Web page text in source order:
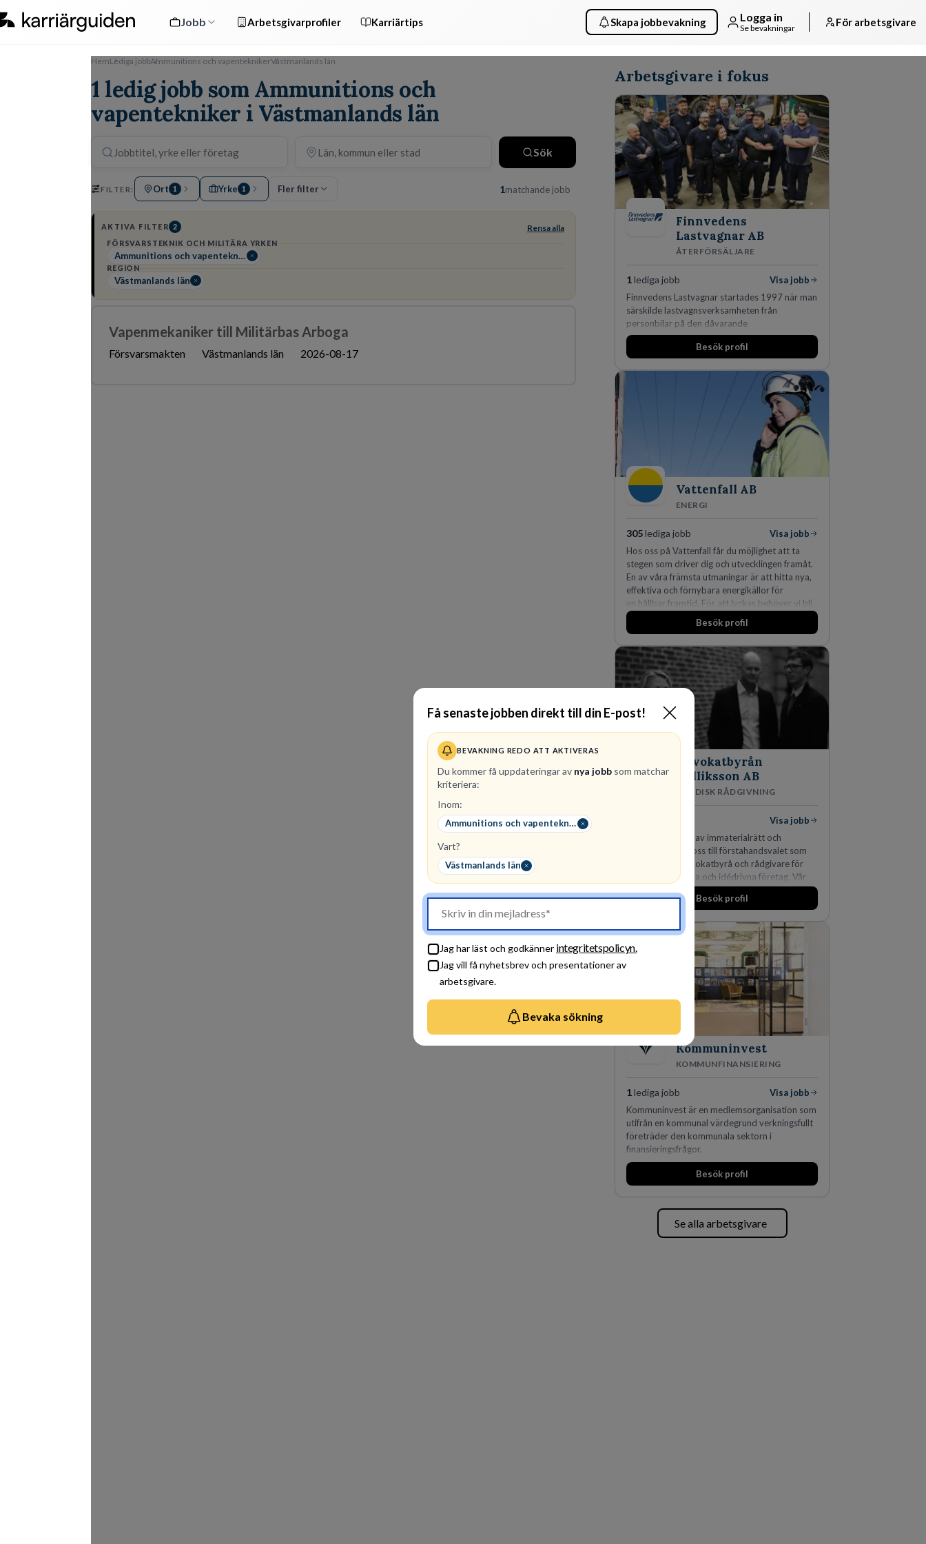
Jobb Arbetsgivarprofiler Karriärtips Skapa jobbevakning Logga in
Se bevakningar För arbetsgivare
Få senaste jobben direkt till din E-post!
BEVAKNING REDO ATT AKTIVERAS
Du kommer få uppdateringar av nya jobb som matchar
kriteriera:
Inom:
Ammunitions och vapentekniker
Vart?
Västmanlands län
Jag har läst och godkänner integritetspolicyn.
Jag vill få nyhetsbrev och presentationer av
arbetsgivare.
Bevaka sökning
HemLediga jobbAmmunitions och vapenteknikerVästmanlands län
1 ledig jobb som Ammunitions och
vapentekniker i Västmanlands län
Sök
FILTER: Ort 1 Yrke 1 Fler filter 1matchande jobb
AKTIVA FILTER 2 Rensa alla
FÖRSVARSTEKNIK OCH MILITÄRA YRKEN
Ammunitions och vapentekniker
REGION
Västmanlands län
Vapenmekaniker till Militärbas Arboga
Försvarsmakten Västmanlands län 2026-08-17
Arbetsgivare i fokus
Finnvedens
Lastvagnar AB
ÅTERFÖRSÄLJARE
1lediga jobb
Visa jobb
Finnvedens Lastvagnar startades 1997 när man
särskilde lastvagnsverksamheten från
personbilar på den dåvarande
huvudanläggningen i Värnamo. Sedan dess har
man expanderat kraftigt genom ett antal
den största privata återförsäljaren av Volvo
Lastvagnar och finns representerade på 20
Besök profil
Vattenfall AB
ENERGI
305lediga jobb
Visa jobb
Hos oss på Vattenfall får du möjlighet att ta
stegen som driver dig och utvecklingen framåt.
En av våra främsta utmaningar är att hitta nya,
effektiva och förnybara energikällor för
en hållbar framtid. För att lyckas behöver vi bli
fler medarbetare som vill göra skillnad.
Besök profil
Advokatbyrån
Gulliksson AB
JURIDISK RÅDGIVNING
Visa jobb
Vår kombination av immaterialrätt och
affärsjuridik gör oss till förstahandsvalet som
affärsjuridisk advokatbyrå och rådgivare för
kunskapsintensiva och idédrivna företag. Vår
expertis inom IP-tillgångar har gett oss en
marknadsledande position. Våra klienter väljer
skydda, utveckla och kommersialisera
företagets viktigaste tillgångar.
Besök profil
Kommuninvest
KOMMUNFINANSIERING
1 lediga jobb
Visa jobb
Kommuninvest är en medlemsorganisation som
utifrån en kommunal värdegrund verkningsfullt
företräder den kommunala sektorn i
finansieringsfrågor.
Besök profil
Se alla arbetsgivare